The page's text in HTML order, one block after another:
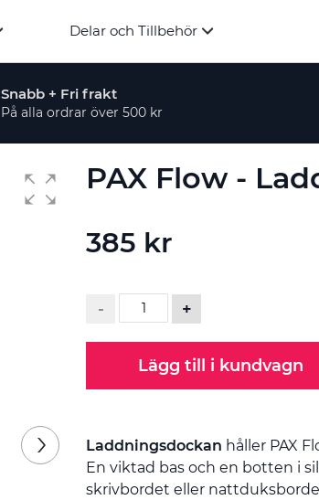
Delar och Tillbehör
Snabb + Fri frakt
På alla ordrar över 500 kr
PAX Flow -
385 kr
- +
Lägg till i kundvagn
Laddningsdockan håller PAX
En viktad bas och en botten i
skrivbordet eller